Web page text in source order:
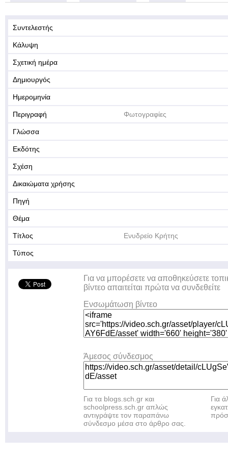
Συντελεστής
Κάλυψη
Σχετική ημέρα
Δημιουργός
Ημερομηνία
Περιγραφή Φωτογραφίες
Γλώσσα
Εκδότης
Σχέση
Δικαιώματα χρήσης
Πηγή
Θέμα
Τίτλος Ενυδρείο Κρήτης
Τύπος
Για να μπορέσετε να αποθηκεύσετε
βίντεο απαιτείται πρώτα να συνδεθείτε
Ενσωμάτωση βίντεο
Άμεσος σύνδεσμος
Για τα blogs.sch.gr και
schoolpress.sch.gr απλώς
αντιγράψτε τον παραπάνω
σύνδεσμο μέσα στο άρθρο σας.
Για